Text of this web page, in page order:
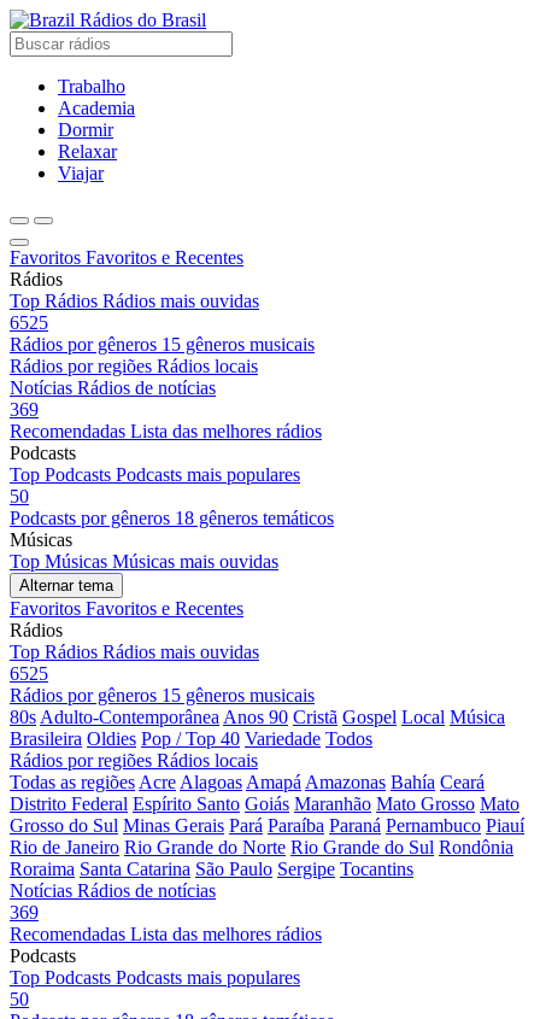
Rádios do Brasil
Trabalho
Academia
Dormir
Relaxar
Viajar
Favoritos Favoritos e Recentes
Rádios
Top Rádios Rádios mais ouvidas
6525
Rádios por gêneros 15 gêneros musicais
Rádios por regiões Rádios locais
Notícias Rádios de notícias
369
Recomendadas Lista das melhores rádios
Podcasts
Top Podcasts Podcasts mais populares
50
Podcasts por gêneros 18 gêneros temáticos
Músicas
Top Músicas Músicas mais ouvidas
Alternar tema
Favoritos Favoritos e Recentes
Rádios
Top Rádios Rádios mais ouvidas
6525
Rádios por gêneros 15 gêneros musicais
80s Adulto-Contemporânea Anos 90 Cristã Gospel Local Música
Brasileira Oldies Pop / Top 40 Variedade Todos
Rádios por regiões Rádios locais
Todas as regiões Acre Alagoas Amapá Amazonas Bahía Ceará
Distrito Federal Espírito Santo Goiás Maranhão Mato Grosso Mato
Grosso do Sul Minas Gerais Pará Paraíba Paraná Pernambuco Piauí
Rio de Janeiro Rio Grande do Norte Rio Grande do Sul Rondônia
Roraima Santa Catarina São Paulo Sergipe Tocantins
Notícias Rádios de notícias
369
Recomendadas Lista das melhores rádios
Podcasts
Top Podcasts Podcasts mais populares
50